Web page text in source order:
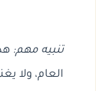
تنبيه مهم:
العام، ولا